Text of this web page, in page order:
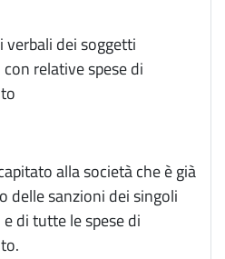
dei soggetti
relative spese di
alla società che è già
delle sanzioni dei singoli
di tutte le spese di